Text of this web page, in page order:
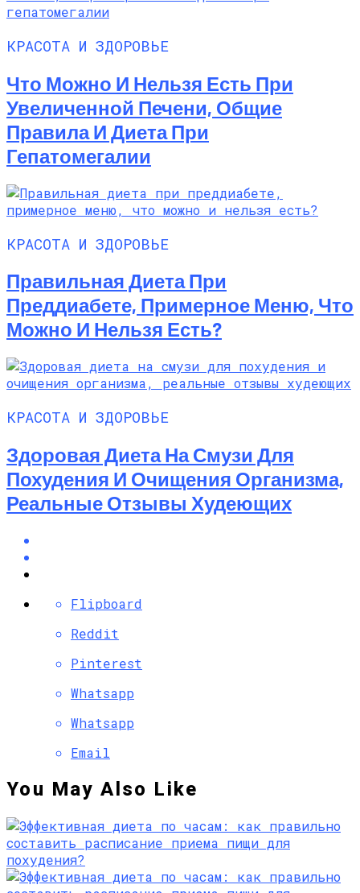
КРАСОТА И ЗДОРОВЬЕ
Что Можно И Нельзя Есть При
Увеличенной Печени, Общие
Правила И Диета При
Гепатомегалии
КРАСОТА И ЗДОРОВЬЕ
Правильная Диета При
Преддиабете, Примерное Меню, Что
Можно И Нельзя Есть?
КРАСОТА И ЗДОРОВЬЕ
Здоровая Диета На Смузи Для
Похудения И Очищения Организма,
Реальные Отзывы Худеющих
Flipboard
Reddit
Pinterest
Whatsapp
Whatsapp
Email
You May Also Like